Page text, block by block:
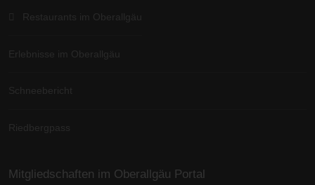
Restaurants im Oberallgäu
Erlebnisse im Oberallgäu
Schneebericht
Riedbergpass
Mitgliedschaften im Oberallgäu Portal